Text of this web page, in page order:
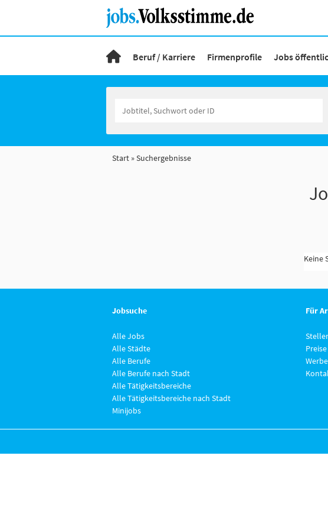
Beruf / Karriere Firmenprofile Jobs
Start Suchergebnisse
Keine
Jobsuche
Alle Jobs
Alle Städte
Alle Berufe
Alle Berufe nach Stadt
Alle Tätigkeitsbereiche
Alle Tätigkeitsbereiche nach Stadt
Minijobs
Für